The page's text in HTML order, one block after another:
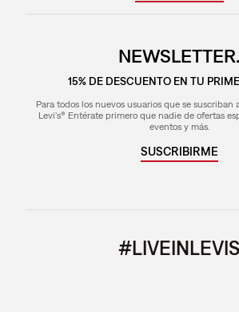
NEWSLETTER.
15% DE DESCUENTO EN TU
Para todos los nuevos usuarios que se suscriban
Levi's® Entérate primero que nadie de ofertas
eventos y más.
SUSCRIBIRME
#LIVEINLEVIS